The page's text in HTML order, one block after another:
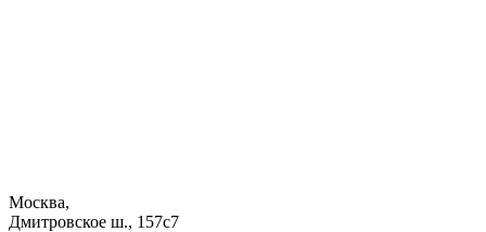
Москва,
Дмитровское ш., 157с7